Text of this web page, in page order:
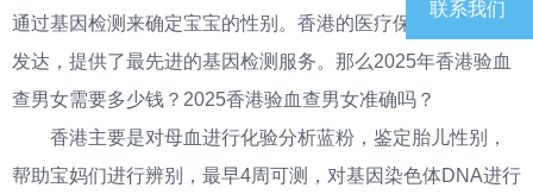
联系我们
通过基因检测来确定宝宝的性别。香港的医疗保健领域非常
发达，提供了最先进的基因检测服务。那么2025年香港验血
查男女需要多少钱？2025香港验血查男女准确吗？
香港主要是对母血进行化验分析蓝粉，鉴定胎儿性别，
帮助宝妈们进行辨别，最早4周可测，对基因染色体DNA进行